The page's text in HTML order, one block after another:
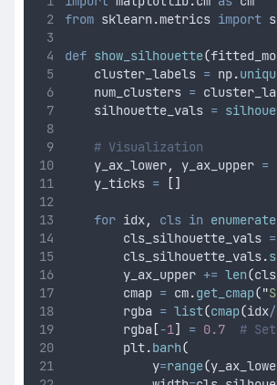
from sklearn.metrics import
def show_silhouette(
    cluster_labels
= np.
    num_clusters
=
    silhouette_vals
=
# Visualization
    y_ax_lower
, y_ax_upper =
    y_ticks
= []
for idx, cls in enumerate
        cls_silhouette_vals
=
        cls_silhouette_vals
.
        y_ax_upper
+= len(
        cmap
= cm.get_cmap("
        rgba
= list(cmap(idx/
        rgba
[-1 ] = 0.7
#
        plt
.barh(
y=range(